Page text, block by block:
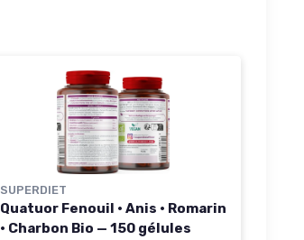
SUPERDIET
Quatuor Fenouil · Anis · Romarin
· Charbon Bio — 150 gélules